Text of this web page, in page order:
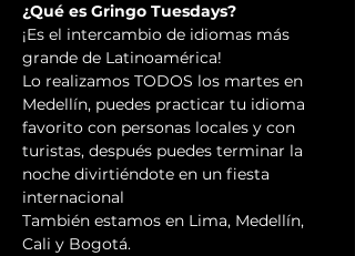
¿Qué es Gringo Tuesdays?
¡Es el intercambio de idiomas más
grande de Latinoamérica!
Lo realizamos TODOS los martes en
Medellín, puedes practicar tu idioma
favorito con personas locales y con
turistas, después puedes terminar la
noche divirtiéndote en un fiesta
internacional
También estamos en Lima, Medellín,
Cali y Bogotá.